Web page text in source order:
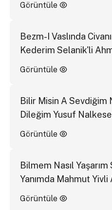
Görüntüle
Bezm-I Vaslında
Kederim Selanik'li
Görüntüle
Bilir Misin A Sevdiğim
Dileğim Yusuf
Görüntüle
Bilmem Nasıl
Yanımda Mahmut
Görüntüle